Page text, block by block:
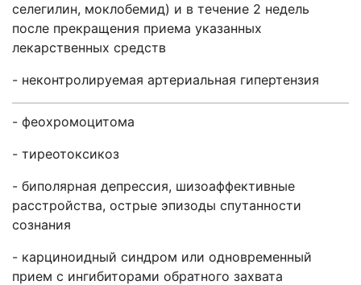
селегилин, моклобемид) и в течение 2 недель
после прекращения приема указанных
лекарственных средств
- неконтролируемая артериальная гипертензия
- феохромоцитома
- тиреотоксикоз
- биполярная депрессия, шизоаффективные
расстройства, острые эпизоды спутанности
сознания
- карциноидный синдром или одновременный
прием с ингибиторами обратного захвата